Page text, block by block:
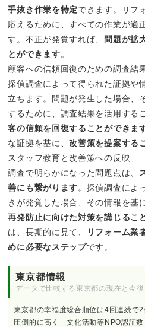
手抜き作業を特定できます。リフ
応えるために、すべての作業が適
す。不正が発覚すれば、 問題が拡
とができます。
顧客への信頼回復のための調査結
探偵調査によって得られた証拠や
立ちます。問題が発生した場合、
するために、調査結果を活用する
客の信頼を回復することができま
な証拠を基に、改善策を提案する
スタッフ教育と改善策への反映
調査で明らかになった問題点は、
善にも繋がります。探偵調査によ
きが発覚した場合、その情報を基
再発防止に向けた対策を講じるこ
は、長期的に見て、
リフォーム業
めに必要なステップです。
東京都情報
データで比較する東京都の現在と今後
東京都の幸福度総合順位は4回連続で
圧倒的に高く「文化活動等NPO認証